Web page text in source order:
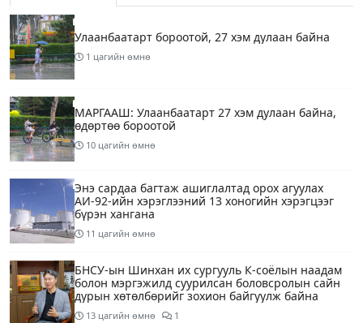
Улаанбаатарт бороотой, 27 хэм дулаан байна
1 цагийн өмнө
МАРГААШ: Улаанбаатарт 27 хэм дулаан байна,
өдөртөө бороотой
10 цагийн өмнө
Энэ сардаа багтаж ашиглалтад орох агуулах
АИ-92-ийн хэрэглээний 13 хоногийн хэрэгцээг
бүрэн хангана
11 цагийн өмнө
БНСУ-ын Шинхан их сургууль К-соёлын наадам
болон мэргэжилд суурилсан боловсролын сайн
дурын хөтөлбөрийг зохион байгуулж байна
13 цагийн өмнө 1